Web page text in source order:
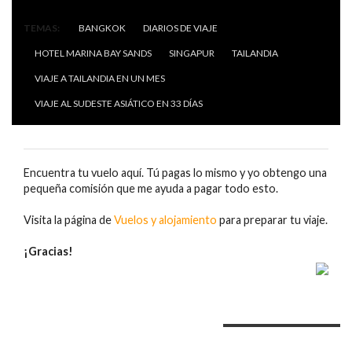
TEMAS: BANGKOK DIARIOS DE VIAJE
HOTEL MARINA BAY SANDS SINGAPUR TAILANDIA
VIAJE A TAILANDIA EN UN MES
VIAJE AL SUDESTE ASIÁTICO EN 33 DÍAS
Encuentra tu vuelo aquí. Tú pagas lo mismo y yo obtengo una
pequeña comisión que me ayuda a pagar todo esto.
Visita la página deVuelos y alojamiento para preparar tu viaje.
¡Gracias!
EL TEMPLO DE
CÓMO IR
DEL
AEROPUERT